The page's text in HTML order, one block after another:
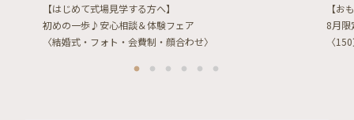
【はじめて式場見学する方へ】
初めの一歩♪安心相談＆体験フェア
〈結婚式・フォト・会費制・顔合わせ〉
【お
8月限
〈